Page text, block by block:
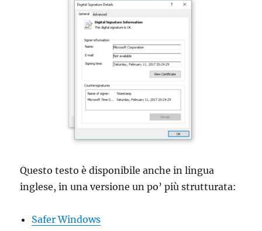
Questo testo è disponibile anche in lingua
inglese, in una versione un po’ più strutturata:
Safer Windows